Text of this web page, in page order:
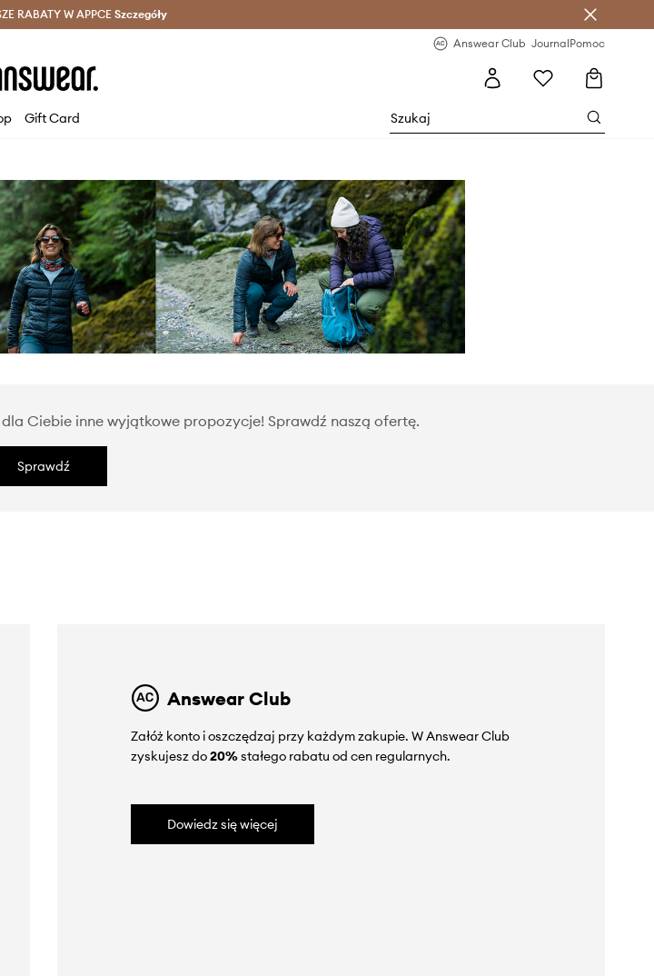
Dostawa nawet w 24h >
RABATY W APPCESzczegóły
Answear Club JournalPomoc
Gift Card
Ciebie inne wyjątkowe propozycje! Sprawdź naszą ofertę.
Sprawdź
Answear Club
Załóż konto i oszczędzaj przy każdym zakupie. W Answear Club
zyskujesz do20%stałego rabatu od cen regularnych.
Dowiedz się więcej